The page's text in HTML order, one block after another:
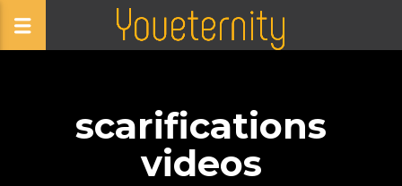
scarifications
videos